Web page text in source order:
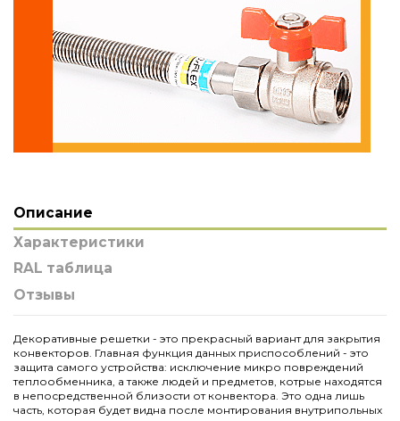
Описание
Характеристики
RAL таблица
Отзывы
Декоративные решетки - это прекрасный вариант для закрытия
конвекторов. Главная функция данных приспособлений - это
защита самого устройства: исключение микро повреждений
теплообменника, а также людей и предметов, котрые находятся
в непосредственной близости от конвектора. Это одна лишь
часть, которая будет видна после монтирования внутрипольных